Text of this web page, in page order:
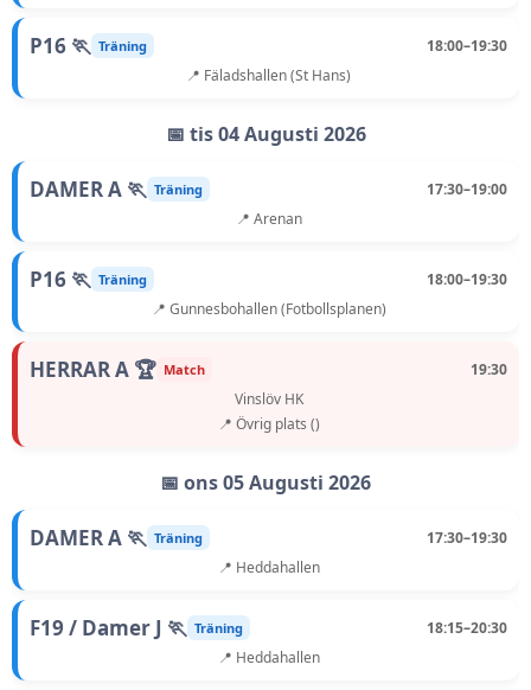
P16 🏃 Träning
18:00–19:30
📍 Fäladshallen (St Hans)
📅 tis 04 Augusti 2026
DAMER A 🏃 Träning
17:30–19:00
📍 Arenan
P16 🏃 Träning
18:00–19:30
📍 Gunnesbohallen (Fotbollsplanen)
HERRAR A 🏆 Match
19:30
Vinslöv HK
📍 Övrig plats ()
📅 ons 05 Augusti 2026
DAMER A 🏃 Träning
17:30–19:30
📍 Heddahallen
F19 / Damer J 🏃 Träning
18:15–20:30
📍 Heddahallen